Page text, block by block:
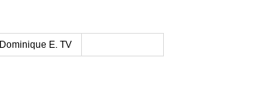
Dominique E. TV